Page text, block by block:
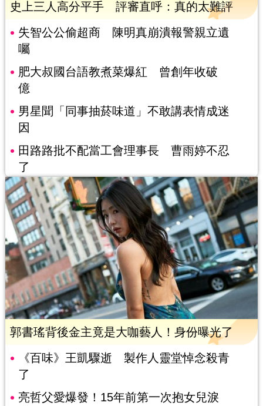
史上三人高分平手 評審直呼：真的太難評
失智公公偷超商 陳明真崩潰報警親立遺
囑
肥大叔國台語教煮菜爆紅 曾創年收破
億
男星聞「同事抽菸味道」不敢講表情成迷
因
田路路批不配當工會理事長 曹雨婷不忍
了
郭書瑤背後金主竟是大咖藝人！身份曝光了
《百味》王凱驟逝 製作人靈堂悼念殺青
了
亮哲父愛爆發！15年前第一次抱女兒淚